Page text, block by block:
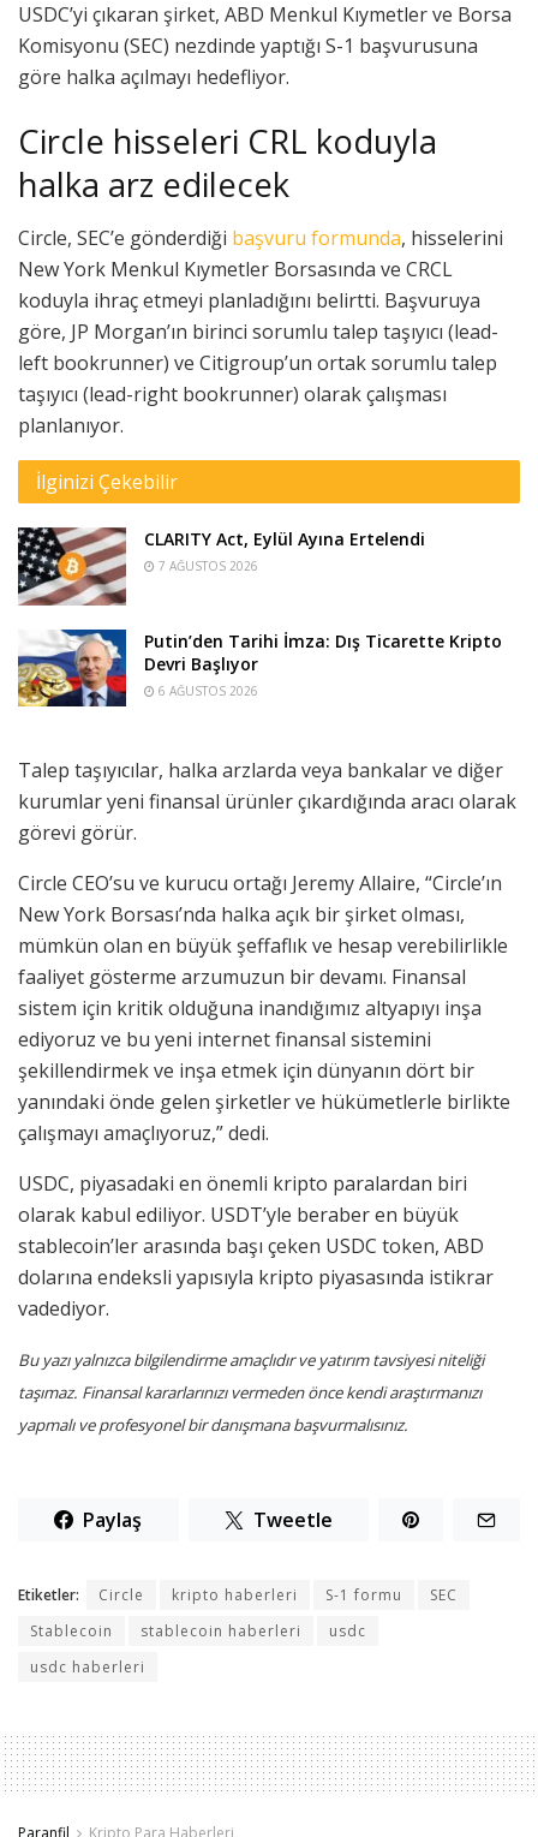
USDC’yi çıkaran şirket, ABD Menkul Kıymetler ve Borsa
Komisyonu (SEC) nezdinde yaptığı S-1 başvurusuna
göre halka açılmayı hedefliyor.
Circle hisseleri CRL koduyla
halka arz edilecek
Circle, SEC’e gönderdiği başvuru formunda, hisselerini
New York Menkul Kıymetler Borsasında ve CRCL
koduyla ihraç etmeyi planladığını belirtti. Başvuruya
göre, JP Morgan’ın birinci sorumlu talep taşıyıcı (lead-
left bookrunner) ve Citigroup’un ortak sorumlu talep
taşıyıcı (lead-right bookrunner) olarak çalışması
planlanıyor.
İlginizi Çekebilir
CLARITY Act, Eylül Ayına Ertelendi
7 AĞUSTOS 2026
Putin’den Tarihi İmza: Dış Ticarette Kripto
Devri Başlıyor
6 AĞUSTOS 2026
Talep taşıyıcılar, halka arzlarda veya bankalar ve diğer
kurumlar yeni finansal ürünler çıkardığında aracı olarak
görevi görür.
Circle CEO’su ve kurucu ortağı Jeremy Allaire, “Circle’ın
New York Borsası’nda halka açık bir şirket olması,
mümkün olan en büyük şeffaflık ve hesap verebilirlikle
faaliyet gösterme arzumuzun bir devamı. Finansal
sistem için kritik olduğuna inandığımız altyapıyı inşa
ediyoruz ve bu yeni internet finansal sistemini
şekillendirmek ve inşa etmek için dünyanın dört bir
yanındaki önde gelen şirketler ve hükümetlerle birlikte
çalışmayı amaçlıyoruz,” dedi.
USDC, piyasadaki en önemli kripto paralardan biri
olarak kabul ediliyor. USDT’yle beraber en büyük
stablecoin’ler arasında başı çeken USDC token, ABD
dolarına endeksli yapısıyla kripto piyasasında istikrar
vadediyor.
Bu yazı yalnızca bilgilendirme amaçlıdır ve yatırım tavsiyesi niteliği
taşımaz. Finansal kararlarınızı vermeden önce kendi araştırmanızı
yapmalı ve profesyonel bir danışmana başvurmalısınız.
Paylaş Tweetle
Etiketler: Circle kripto haberleri S-1 formu
SEC
Stablecoin
stablecoin haberleri
usdc
usdc haberleri
Paranfil Kripto Para Haberleri